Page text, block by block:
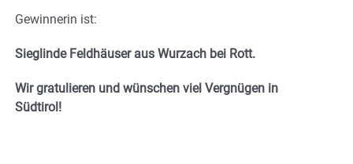
Gewinnerin ist:
Sieglinde Feldhäuser aus Wurzach bei Rott.
Wir gratulieren und wünschen viel Vergnügen in
Südtirol!